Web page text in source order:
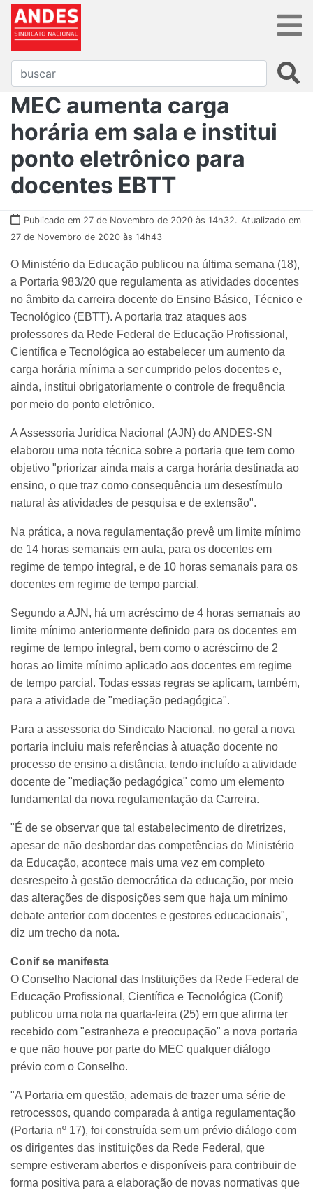
MEC aumenta carga
horária em sala e institui
ponto eletrônico para
docentes EBTT
Publicado em 27 de Novembro de 2020 às 14h32. Atualizado em
27 de Novembro de 2020 às 14h43
O Ministério da Educação publicou na última semana (18),
a Portaria 983/20 que regulamenta as atividades docentes
no âmbito da carreira docente do Ensino Básico, Técnico e
Tecnológico (EBTT). A portaria traz ataques aos
professores da Rede Federal de Educação Profissional,
Científica e Tecnológica ao estabelecer um aumento da
carga horária mínima a ser cumprido pelos docentes e,
ainda, institui obrigatoriamente o controle de frequência
por meio do ponto eletrônico.
A Assessoria Jurídica Nacional (AJN) do ANDES-SN
elaborou uma nota técnica sobre a portaria que tem como
objetivo "priorizar ainda mais a carga horária destinada ao
ensino, o que traz como consequência um desestímulo
natural às atividades de pesquisa e de extensão".
Na prática, a nova regulamentação prevê um limite mínimo
de 14 horas semanais em aula, para os docentes em
regime de tempo integral, e de 10 horas semanais para os
docentes em regime de tempo parcial.
Segundo a AJN, há um acréscimo de 4 horas semanais ao
limite mínimo anteriormente definido para os docentes em
regime de tempo integral, bem como o acréscimo de 2
horas ao limite mínimo aplicado aos docentes em regime
de tempo parcial. Todas essas regras se aplicam, também,
para a atividade de "mediação pedagógica".
Para a assessoria do Sindicato Nacional, no geral a nova
portaria incluiu mais referências à atuação docente no
processo de ensino a distância, tendo incluído a atividade
docente de "mediação pedagógica" como um elemento
fundamental da nova regulamentação da Carreira.
"É de se observar que tal estabelecimento de diretrizes,
apesar de não desbordar das competências do Ministério
da Educação, acontece mais uma vez em completo
desrespeito à gestão democrática da educação, por meio
das alterações de disposições sem que haja um mínimo
debate anterior com docentes e gestores educacionais",
diz um trecho da nota.
Conif se manifesta
O Conselho Nacional das Instituições da Rede Federal de
Educação Profissional, Científica e Tecnológica (Conif)
publicou uma nota na quarta-feira (25) em que afirma ter
recebido com "estranheza e preocupação" a nova portaria
e que não houve por parte do MEC qualquer diálogo
prévio com o Conselho.
"A Portaria em questão, ademais de trazer uma série de
retrocessos, quando comparada à antiga regulamentação
(Portaria nº 17), foi construída sem um prévio diálogo com
os dirigentes das instituições da Rede Federal, que
sempre estiveram abertos e disponíveis para contribuir de
forma positiva para a elaboração de novas normativas que